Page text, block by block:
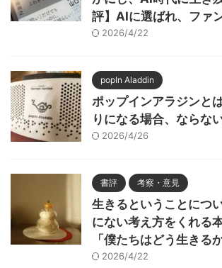
評】AIに選ばれ、ファ
2026/4/22
popIn Aladdin
ポップインアラジンと
りになる場合、ならない
2026/4/26
書評 考察・意見
生きるということにつ
にない考え方をくれる
「僕たちはどう生きるか
2026/4/22